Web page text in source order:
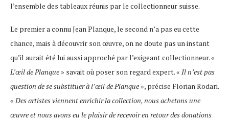
l’ensemble des tableaux réunis par le collectionneur suisse.
Le premier a connu Jean Planque, le second n’a pas eu cette
chance, mais à découvrir son œuvre, on ne doute pas un instant
qu’il aurait été lui aussi approché par l’exigeant collectionneur. «
L’œil de Planque » savait où poser son regard expert. « Il n’est pas
question de se substituer à l’œil de Planque », précise Florian Rodari.
« Des artistes viennent enrichir la collection, nous achetons une
œuvre et nous avons eu le plaisir de recevoir en retour des donations